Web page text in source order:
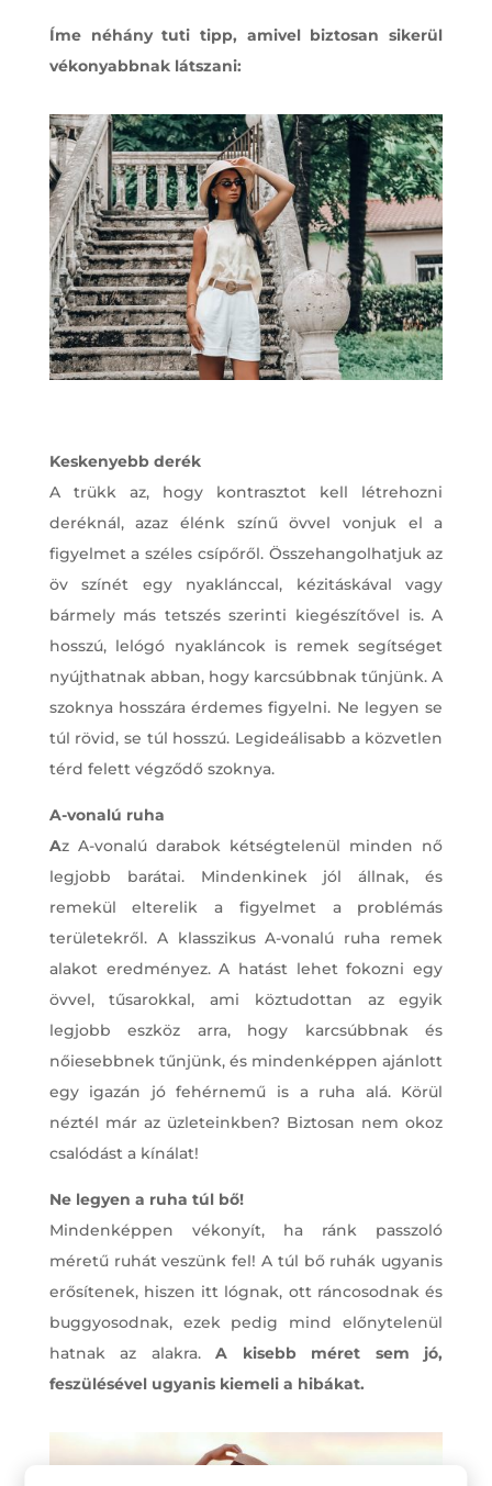
Íme néhány tuti tipp, amivel biztosan sikerül
vékonyabbnak látszani:
Keskenyebb derék
A trükk az, hogy kontrasztot kell létrehozni
deréknál, azaz élénk színű övvel vonjuk el a
figyelmet a széles csípőről. Összehangolhatjuk az
öv színét egy nyaklánccal, kézitáskával vagy
bármely más tetszés szerinti kiegészítővel is. A
hosszú, lelógó nyakláncok is remek segítséget
nyújthatnak abban, hogy karcsúbbnak tűnjünk. A
szoknya hosszára érdemes figyelni. Ne legyen se
túl rövid, se túl hosszú. Legideálisabb a közvetlen
térd felett végződő szoknya.
A-vonalú ruha
Az A-vonalú darabok kétségtelenül minden nő
legjobb barátai. Mindenkinek jól állnak, és
remekül elterelik a figyelmet a problémás
területekről. A klasszikus A-vonalú ruha remek
alakot eredményez. A hatást lehet fokozni egy
övvel, tűsarokkal, ami köztudottan az egyik
legjobb eszköz arra, hogy karcsúbbnak és
nőiesebbnek tűnjünk, és mindenképpen ajánlott
egy igazán jó fehérnemű is a ruha alá. Körül
néztél már az üzleteinkben? Biztosan nem okoz
csalódást a kínálat!
Ne legyen a ruha túl bő!
Mindenképpen vékonyít, ha ránk passzoló
méretű ruhát veszünk fel! A túl bő ruhák ugyanis
erősítenek, hiszen itt lógnak, ott ráncosodnak és
buggyosodnak, ezek pedig mind előnytelenül
hatnak az alakra.A kisebb méret sem jó,
feszülésével ugyanis kiemeli a hibákat.